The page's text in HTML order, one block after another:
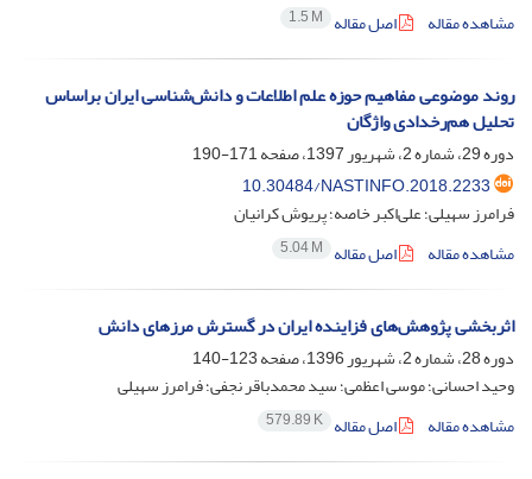
مشاهده مقاله
اصل مقاله 1.5 M
روند موضوعی مفاهیم حوزه علم اطلاعات و دانش‌شناسی ایران براساس
تحلیل هم‌رخدادی واژگان
دوره 29، شماره 2، شهریور 1397، صفحه
171-190
10.30484/NASTINFO.2018.2233
فرامرز سهیلی؛ علی‌اکبر خاصه؛ پریوش کرانیان
مشاهده مقاله
اصل مقاله 5.04 M
اثربخشی پژوهش‌های فزاینده ایران در گسترش مرزهای دانش
دوره 28، شماره 2، شهریور 1396، صفحه
123-140
وحید احسانی؛ موسی اعظمی؛ سید محمدباقر نجفی؛ فرامرز سهیلی
مشاهده مقاله
اصل مقاله 579.89 K